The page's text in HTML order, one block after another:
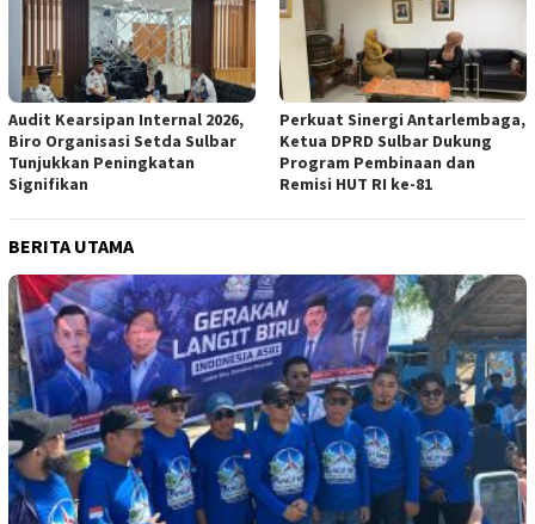
Audit Kearsipan Internal 2026,
Biro Organisasi Setda Sulbar
Tunjukkan Peningkatan
Signifikan
Perkuat Sinergi Antarlembaga,
Ketua DPRD Sulbar Dukung
Program Pembinaan dan
Remisi HUT RI ke-81
BERITA UTAMA